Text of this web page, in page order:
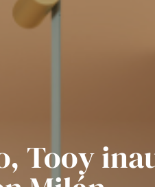
Tooy